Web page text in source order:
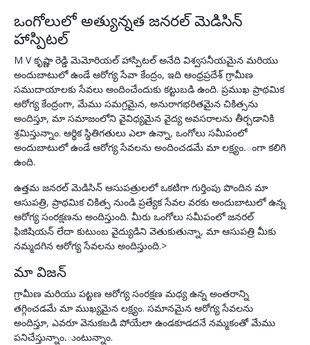
ఒంగోలులో అత్యున్నత జనరల్ మెడిసిన్
హాస్పిటల్
M V కృష్ణా రెడ్డి మెమోరియల్ హాస్పిటల్ అనేది విశ్వసనీయమైన మరియు
అందుబాటులో ఉండే ఆరోగ్య సేవా కేంద్రం, ఇది ఆంధ్రప్రదేశ్ గ్రామీణ
సముదాయాలకు సేవలు అందించేందుకు కట్టుబడి ఉంది. ప్రముఖ ప్రాథమిక
ఆరోగ్య కేంద్రంగా, మేము సమగ్రమైన, అనురాగభరితమైన చికిత్సను
అందిస్తూ, మా సమాజంలోని వైవిధ్యమైన వైద్య అవసరాలను తీర్చడానికి
శ్రమిస్తున్నాం. ఆర్థిక స్థితిగతులు ఎలా ఉన్నా, ఒంగోలు సమీపంలో
అందుబాటులో ఉండే ఆరోగ్య సేవలను అందించడమే మా లక్ష్యం.ంగా కలిగి
ఉంది.
ఉత్తమ జనరల్ మెడిసిన్ ఆసుపత్రులలో ఒకటిగా గుర్తింపు పొందిన మా
ఆసుపత్రి, ప్రాథమిక చికిత్స నుండి ప్రత్యేక సేవల వరకు అందుబాటులో ఉన్న
ఆరోగ్య సంరక్షణను అందిస్తుంది. మీరు ఒంగోలు సమీపంలో జనరల్
ఫిజిషియన్ లేదా కుటుంబ వైద్యుడిని వెతుకుతున్నా, మా ఆసుపత్రి మీకు
నమ్మదగిన ఆరోగ్య సేవలను అందిస్తుంది.>
మా విజన్
గ్రామీణ మరియు పట్టణ ఆరోగ్య సంరక్షణ మధ్య ఉన్న అంతరాన్ని
తగ్గించడమే మా ముఖ్యమైన లక్ష్యం. సమానమైన ఆరోగ్య సేవలను
అందిస్తూ, ఎవరూ వెనుకబడి పోయేలా ఉండకూడదనే నమ్మకంతో మేము
పనిచేస్తున్నాం.ుంటున్నాం.